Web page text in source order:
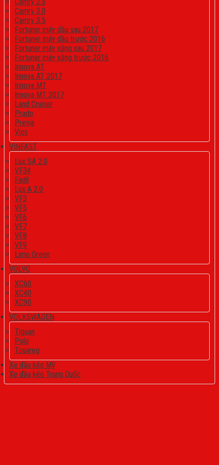
Camry 3.0
Camry 3.5
Fortuner máy dầu sau 2017
Fortuner máy dầu trước 2016
Fortuner máy xăng sau 2017
Fortuner máy xăng trước 2016
Innova AT
Innova AT 2017
Innova MT
Innova MT 2017
Land Cruiser
Prado
Previa
Vios
VINFAST
Lux SA 2.0
VF34
Fadil
Lux A 2.0
VF3
VF5
VF6
VF7
VF8
VF9
Limo Green
VOLVO
XC60
XC40
XC90
VOLKSWAGEN
Tiguan
Polo
Touareg
Xe đầu kéo Mỹ
Xe đầu kéo Trung Quốc